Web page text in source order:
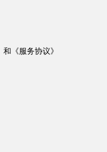
和 《服务协议》